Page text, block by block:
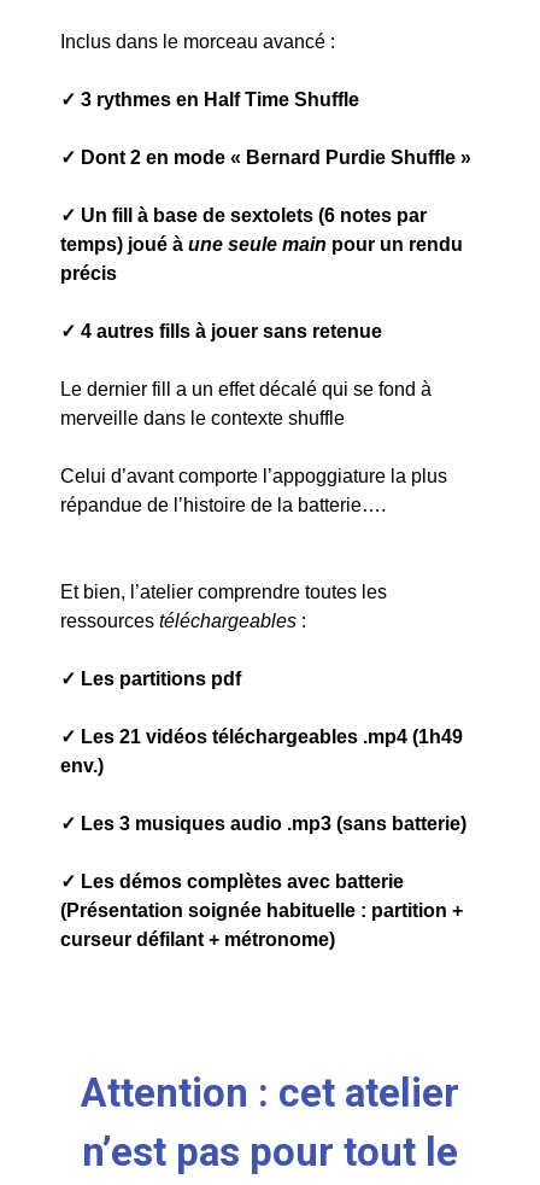
Inclus dans le morceau avancé :
✓ 3 rythmes en Half Time Shuffle
✓ Dont 2 en mode « Bernard Purdie Shuffle »
✓ Un fill à base de sextolets (6 notes par
temps) joué à une seule main pour un rendu
précis
✓ 4 autres fills à jouer sans retenue
Le dernier fill a un effet décalé qui se fond à
merveille dans le contexte shuffle
Celui d’avant comporte l’appoggiature la plus
répandue de l’histoire de la batterie….
Et bien, l’atelier comprendre toutes les
ressources téléchargeables :
✓ Les partitions pdf
✓ Les 21 vidéos téléchargeables .mp4 (1h49
env.)
✓ Les 3 musiques audio .mp3 (sans batterie)
✓ Les démos complètes avec batterie
(Présentation soignée habituelle : partition +
curseur défilant + métronome)
Attention : cet atelier
n’est pas pour tout le